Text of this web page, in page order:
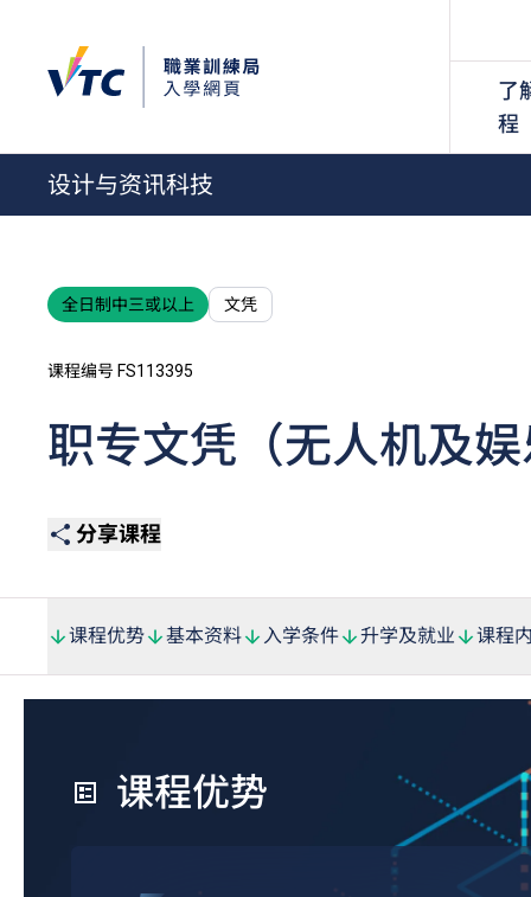
了
程
设计与资讯科技
全日制中三或以上 文凭
课程编号 FS113395
职专文凭（无人机及
分享课程
课程优势 基本资料 入学条件 升学及就业 课程
课程优势